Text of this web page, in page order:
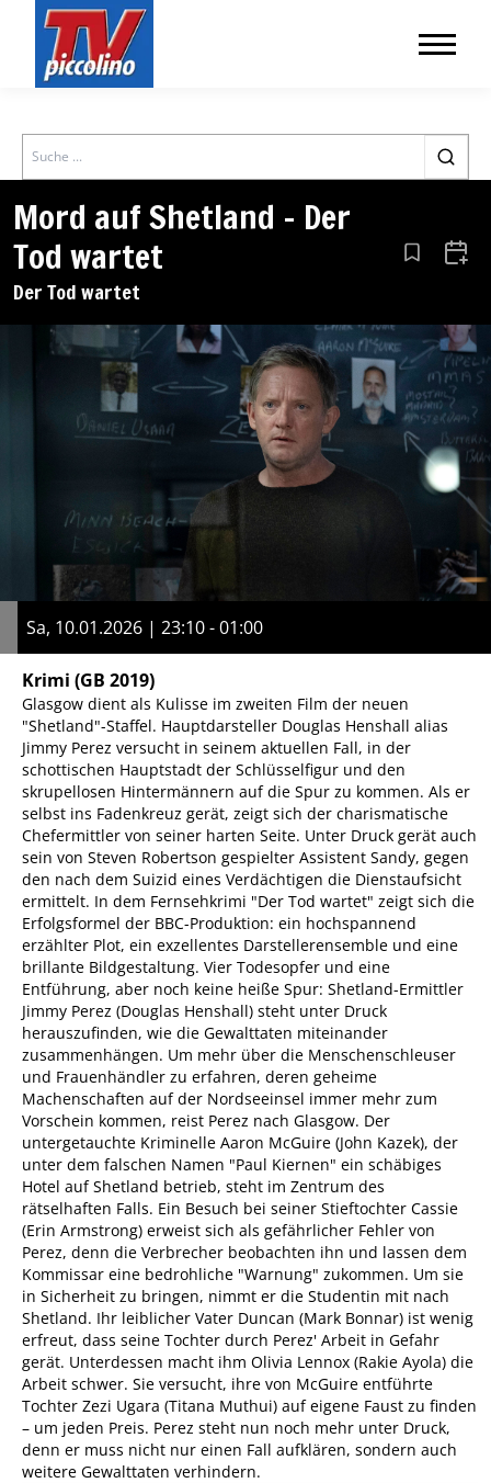
Search
Mord auf Shetland – Der
Tod wartet
Der Tod wartet
Aus den
Sa, 10.01.2026 | 23:10 - 01:00
Krimi (GB 2019)
Glasgow dient als Kulisse im zweiten Film der neuen
"Shetland"-Staffel. Hauptdarsteller Douglas Henshall alias
Jimmy Perez versucht in seinem aktuellen Fall, in der
schottischen Hauptstadt der Schlüsselfigur und den
skrupellosen Hintermännern auf die Spur zu kommen. Als er
selbst ins Fadenkreuz gerät, zeigt sich der charismatische
Chefermittler von seiner harten Seite. Unter Druck gerät auch
sein von Steven Robertson gespielter Assistent Sandy, gegen
den nach dem Suizid eines Verdächtigen die Dienstaufsicht
ermittelt. In dem Fernsehkrimi "Der Tod wartet" zeigt sich die
Erfolgsformel der BBC-Produktion: ein hochspannend
erzählter Plot, ein exzellentes Darstellerensemble und eine
brillante Bildgestaltung. Vier Todesopfer und eine
Entführung, aber noch keine heiße Spur: Shetland-Ermittler
Jimmy Perez (Douglas Henshall) steht unter Druck
herauszufinden, wie die Gewalttaten miteinander
zusammenhängen. Um mehr über die Menschenschleuser
und Frauenhändler zu erfahren, deren geheime
Machenschaften auf der Nordseeinsel immer mehr zum
Vorschein kommen, reist Perez nach Glasgow. Der
untergetauchte Kriminelle Aaron McGuire (John Kazek), der
unter dem falschen Namen "Paul Kiernen" ein schäbiges
Hotel auf Shetland betrieb, steht im Zentrum des
rätselhaften Falls. Ein Besuch bei seiner Stieftochter Cassie
(Erin Armstrong) erweist sich als gefährlicher Fehler von
Perez, denn die Verbrecher beobachten ihn und lassen dem
Kommissar eine bedrohliche "Warnung" zukommen. Um sie
in Sicherheit zu bringen, nimmt er die Studentin mit nach
Shetland. Ihr leiblicher Vater Duncan (Mark Bonnar) ist wenig
erfreut, dass seine Tochter durch Perez' Arbeit in Gefahr
gerät. Unterdessen macht ihm Olivia Lennox (Rakie Ayola) die
Arbeit schwer. Sie versucht, ihre von McGuire entführte
Tochter Zezi Ugara (Titana Muthui) auf eigene Faust zu finden
– um jeden Preis. Perez steht nun noch mehr unter Druck,
denn er muss nicht nur einen Fall aufklären, sondern auch
weitere Gewalttaten verhindern.